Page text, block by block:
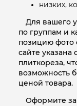
низких,
Для вашего
по группам и
позицию фото
сайте указана
плиткореза,
возможность
ценой товара.
Оформите